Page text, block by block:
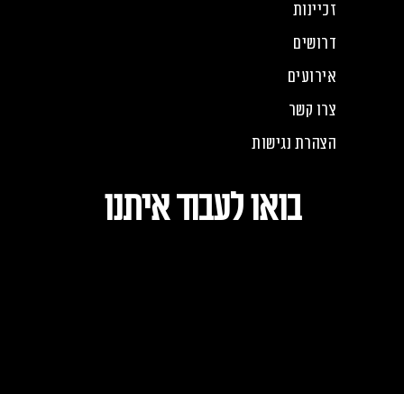
זכיינות
דרושים
אירועים
צרו קשר
הצהרת נגישות
בואו לעבוד איתנו